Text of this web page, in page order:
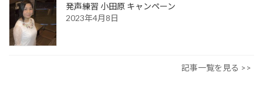
発声練習 小田原 キャンペーン
2023年4月8日
記事一覧を見る >>